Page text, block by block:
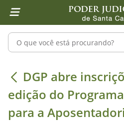
1 Ir para o conteúdo
2 Ir para a ferramenta de
4 Ir para o menu principal
5 Ir para a pesquisa
6 Ir para o rodapé
7 Ir para a página inicial
Pesquisar no portal
DGP abre
DGP abre
edição do
para a